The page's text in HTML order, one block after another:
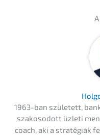
1963-ban szüle­tett,
szako­sodott üzleti
coach, aki a straté­giák